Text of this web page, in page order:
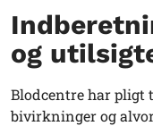
og
Blodcentre har pligt
bivirkninger og